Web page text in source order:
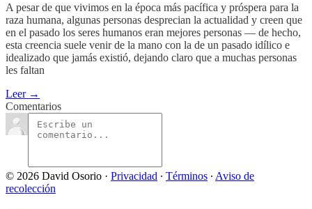
A pesar de que vivimos en la época más pacífica y próspera para la
raza humana, algunas personas desprecian la actualidad y creen que
en el pasado los seres humanos eran mejores personas — de hecho,
esta creencia suele venir de la mano con la de un pasado idílico e
idealizado que jamás existió, dejando claro que a muchas personas
les faltan
Leer →
Comentarios
© 2026 David Osorio · Privacidad ∙ Términos ∙ Aviso de
recolección